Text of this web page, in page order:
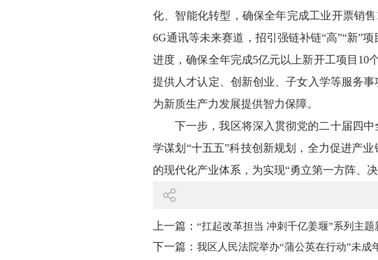
化、智能化转型，确保全年完成工业开票销
6G通讯等未来赛道，招引强链补链“高”“新”
进度，确保全年完成5亿元以上新开工项目10
提供人才认定、创新创业、子女入学等服务
为新质生产力发展提供智力保障。
下一步，我区将深入贯彻党的二十届四
学谋划“十五五”科技创新规划，全力促进产
的现代化产业体系，为实现“勇立第一方阵、
上一篇： “扛起改革担当 冲刺千亿姜堰”系列主
下一篇： 我区人民法院举办“蒲公英在行动”未成